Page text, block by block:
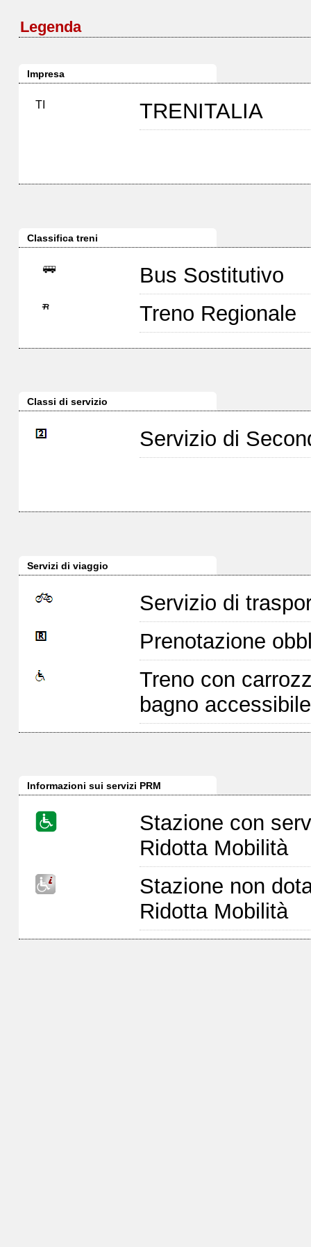
Legenda
Impresa
TI TRENITALIA
Classifica treni
Bus Sostitutivo
Treno Regionale
Classi di servizio
Servizio di
Servizi di viaggio
Servizio di
Prenotazione
Treno con
bagno
Informazioni sui servizi PRM
Stazione con
Ridotta Mobilità
Stazione non
Ridotta Mobilità